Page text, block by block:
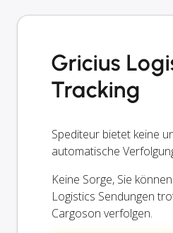
Gricius
Tracking
Spediteur bietet keine
automatische
Keine Sorge, Sie
Logistics Sendungen
Cargoson verfolgen.